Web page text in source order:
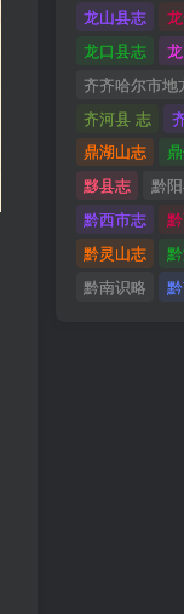
龙山县志
龙口县志
齐齐哈尔市地
齐河县 志
鼎湖山志
黟县志
黔
黔西市志
黔灵山志
黔南识略